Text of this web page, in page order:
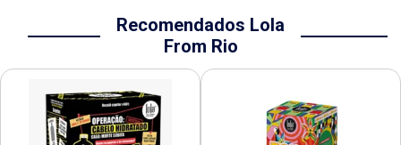
Recomendados Lola
From Rio